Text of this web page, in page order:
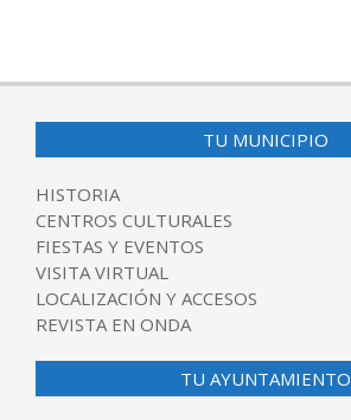
TU MUNICIPIO
HISTORIA
CENTROS CULTURALES
FIESTAS Y EVENTOS
VISITA VIRTUAL
LOCALIZACIÓN Y ACCESOS
REVISTA EN ONDA
TU AYUNTAMIENTO